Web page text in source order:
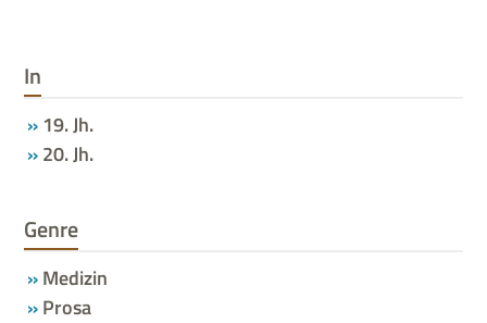
In
19. Jh.
20. Jh.
Genre
Medizin
Prosa